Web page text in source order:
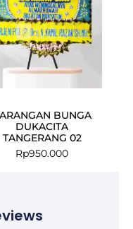
BUNGA
DUKACITA
TANGERANG 02
Rp950.000